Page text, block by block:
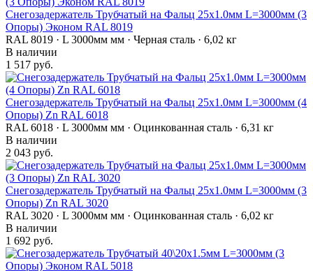
Снегозадержатель Трубчатый на Фальц 25х1.0мм L=3000мм (3
Опоры) Эконом RAL 8019
RAL 8019 · L 3000мм мм · Черная сталь · 6,02 кг
В наличии
1 517 руб.
Снегозадержатель Трубчатый на Фальц 25х1.0мм L=3000мм (4
Опоры) Zn RAL 6018
RAL 6018 · L 3000мм мм · Оцинкованная сталь · 6,31 кг
В наличии
2 043 руб.
Снегозадержатель Трубчатый на Фальц 25х1.0мм L=3000мм (3
Опоры) Zn RAL 3020
RAL 3020 · L 3000мм мм · Оцинкованная сталь · 6,02 кг
В наличии
1 692 руб.